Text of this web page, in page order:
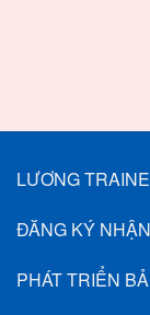
LƯƠNG
ĐĂNG KÝ
PHÁT TRIỂN